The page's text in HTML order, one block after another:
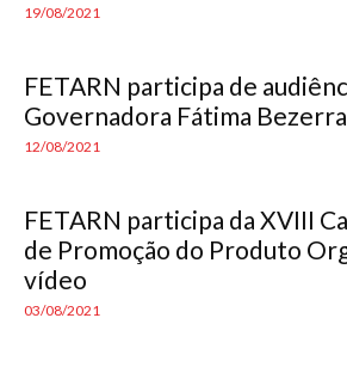
19/08/2021
FETARN participa de
Governadora Fátima Bezerra
12/08/2021
FETARN participa da XVIII
de Promoção do Produto
vídeo
03/08/2021